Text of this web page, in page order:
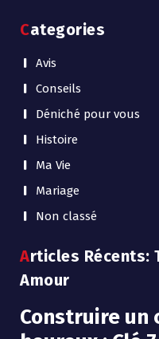
Categories
Avis
Conseils
Déniché pour vous
Histoire
Ma Vie
Mariage
Non classé
Articles Récents: Trouver Et Vivre Le Vrai
Amour
Construire un